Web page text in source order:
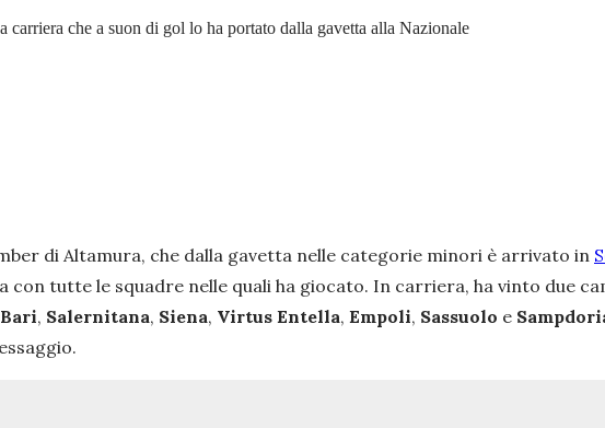
che a suon di gol lo ha portato dalla gavetta alla Nazionale
di Altamura, che dalla gavetta nelle categorie minori è arrivato in
tutte le squadre nelle quali ha giocato. In carriera, ha vinto due
Bari, Salernitana, Siena, Virtus Entella, Empoli, Sassuolo e